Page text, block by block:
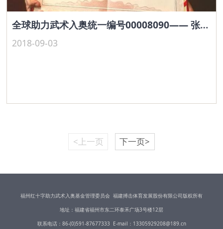
全球助力武术入奥统一编号00008090—— 张永和
2018-09-03
<上一页 下一页>
福州红十字助力武术入奥基金管理委员会 福建搏击体育发展股份有限公司版权所有
地址：福建省福州市东二环泰禾广场3号楼12层
联系电话：86-(0)591-87677333 E-mail：13305929208@189.cn